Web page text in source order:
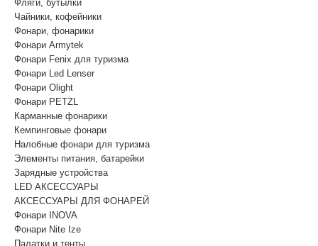
Фляги, бутылки
Чайники, кофейники
Фонари, фонарики
Фонари Armytek
Фонари Fenix для туризма
Фонари Led Lenser
Фонари Olight
Фонари PETZL
Карманные фонарики
Кемпинговые фонари
Налобные фонари для туризма
Элементы питания, батарейки
Зарядные устройства
LED АКСЕССУАРЫ
АКСЕССУАРЫ ДЛЯ ФОНАРЕЙ
Фонари INOVA
Фонари Nite Ize
Палатки и тенты